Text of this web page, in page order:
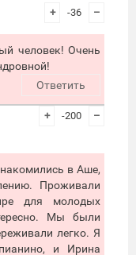
+ -36 –
человек! Очень
Ответить
+ -200 –
в Аше,
Проживали
для молодых
Мы были
легко. Я
и Ирина